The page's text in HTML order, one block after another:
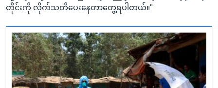
တိုင်းကို လိုက်သတိပေးနေတာတွေ့ရပါတယ်။"